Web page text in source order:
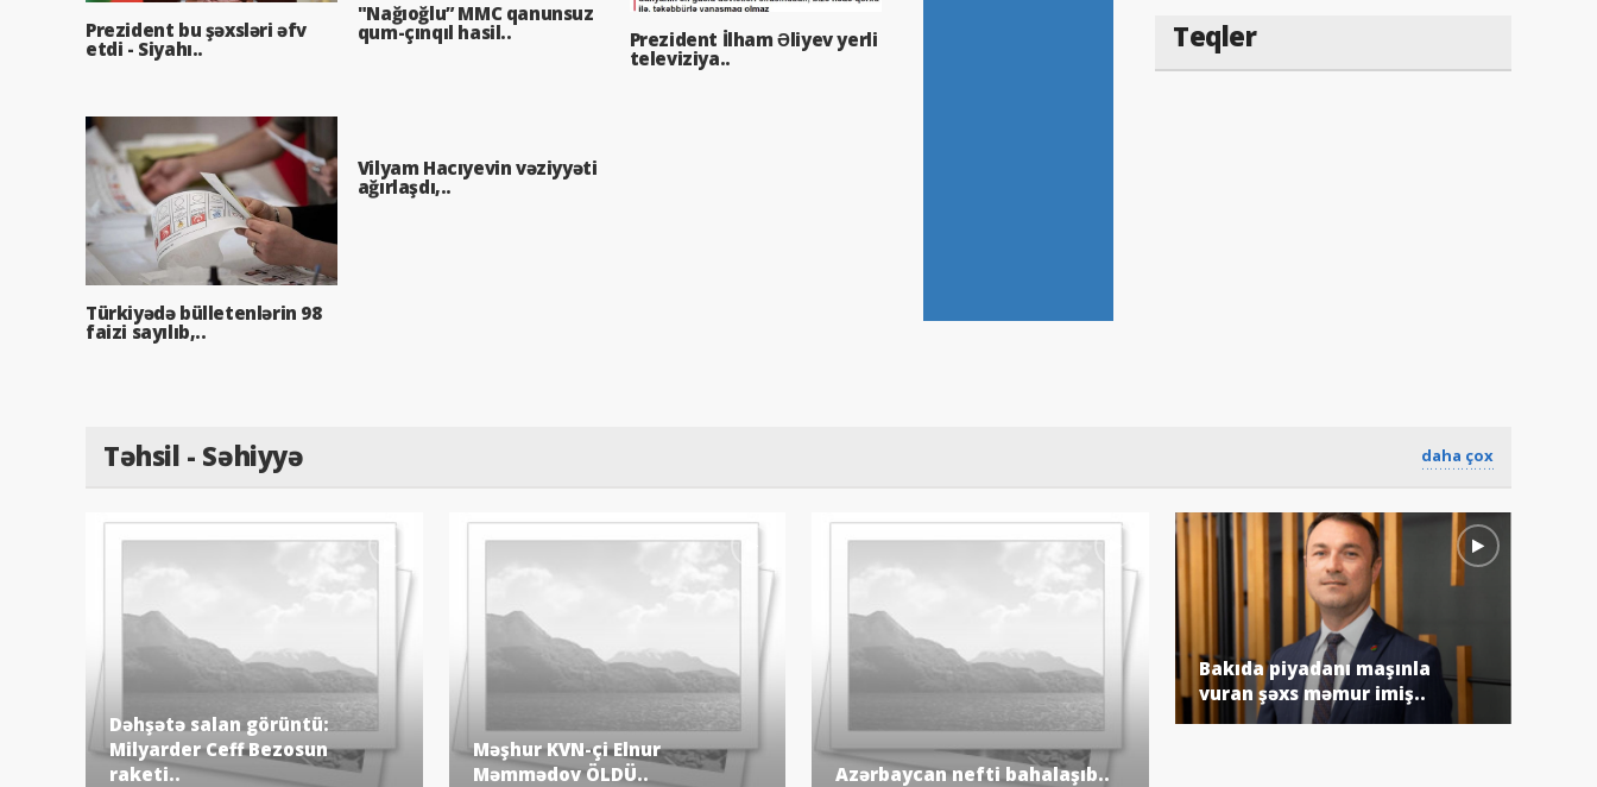
Prezident bu şəxsləri əfv
etdi - Siyahı..
"Nağıoğlu” MMC qanunsuz
qum-çınqıl hasil..
Prezident İlham Əliyev yerli
televiziya..
Türkiyədə bülletenlərin 98
faizi sayılıb,..
Vilyam Hacıyevin vəziyyəti
ağırlaşdı,..
Teqler
Təhsil - Səhiyyə daha çox
Dəhşətə salan görüntü:
Milyarder Ceff Bezosun
raketi..
Məşhur KVN-çi Elnur
Məmmədov ÖLDÜ..
Azərbaycan nefti bahalaşıb..
Bakıda piyadanı maşınla
vuran şəxs məmur imiş..